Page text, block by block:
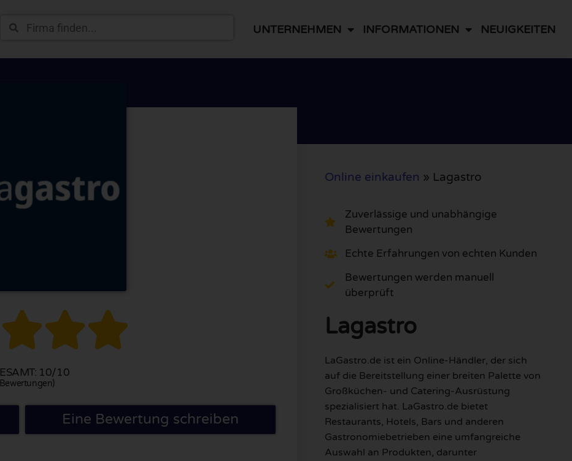
UNTERNEHMEN INFORMATIONEN NEUIGKEITEN

10/10
Eine Bewertung schreiben
Online einkaufen » Lagastro
Zuverlässige und unabhängige
Bewertungen
Echte Erfahrungen von echten Kunden
Bewertungen werden manuell
überprüft
Lagastro
LaGastro.de ist ein Online-Händler, der sich
auf die Bereitstellung einer breiten Palette von
Großküchen- und Catering-Ausrüstung
spezialisiert hat. LaGastro.de bietet
Restaurants, Hotels, Bars und anderen
Gastronomiebetrieben eine umfangreiche
Auswahl an Produkten, darunter